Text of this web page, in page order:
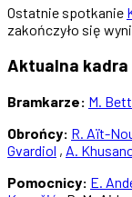
Ostatnie spotkanie
zakończyło się
Aktualna
Bramkarze: M.
Obrońcy: R. Aït-
Gvardiol , A.
Pomocnicy: E.